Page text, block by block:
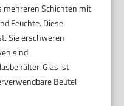
mehreren Schichten mit
Feuchte. Diese
Sie erschweren
sind
Glas ist
Beutel